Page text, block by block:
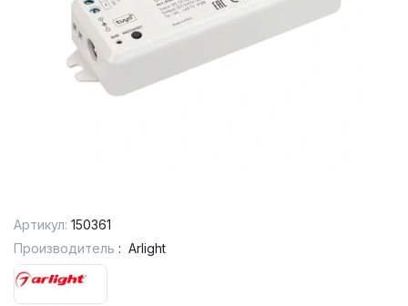
Артикул: 150361
Производитель : Arlight